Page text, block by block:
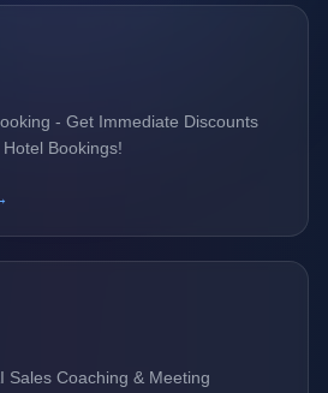
- Get Immediate Discounts
Bookings!
Sales Coaching & Meeting